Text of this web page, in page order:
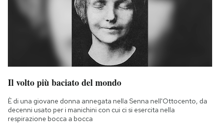
Il volto più baciato del mondo
È di una giovane donna annegata nella Senna nell'Ottocento, da
decenni usato per i manichini con cui ci si esercita nella
respirazione bocca a bocca